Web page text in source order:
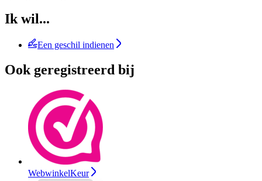
Ik wil...
Een geschil indienen
Ook geregistreerd bij
WebwinkelKeur